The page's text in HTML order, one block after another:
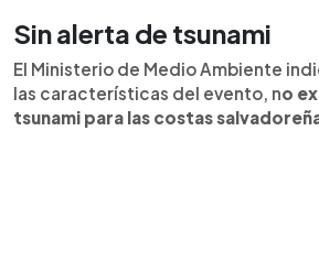
Sin alerta de tsunami
El Ministerio de Medio Ambiente
las características del evento, no
tsunami para las costas